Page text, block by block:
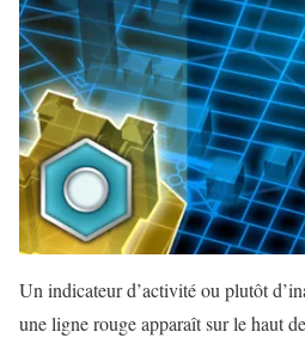
Un indicateur d’activité ou plutôt
une ligne rouge apparaît sur le haut